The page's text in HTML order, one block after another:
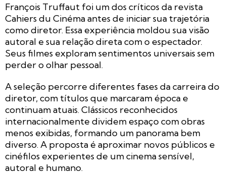
François Truffaut foi um dos críticos da revista
Cahiers du Cinéma antes de iniciar sua trajetória
como diretor. Essa experiência moldou sua visão
autoral e sua relação direta com o espectador.
Seus filmes exploram sentimentos universais sem
perder o olhar pessoal.
A seleção percorre diferentes fases da carreira do
diretor, com títulos que marcaram época e
continuam atuais. Clássicos reconhecidos
internacionalmente dividem espaço com obras
menos exibidas, formando um panorama bem
diverso. A proposta é aproximar novos públicos e
cinéfilos experientes de um cinema sensível,
autoral e humano.